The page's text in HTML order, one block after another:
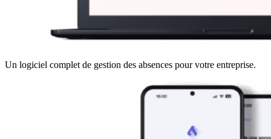
Un logiciel complet de gestion des absences pour votre entreprise.